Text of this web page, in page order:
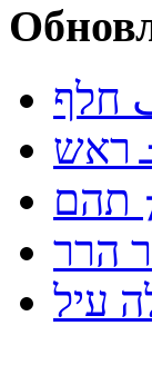
חלף
ראש
תהם
הרר
עיל